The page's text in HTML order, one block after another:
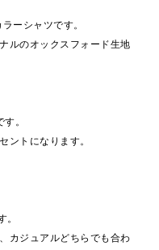
ーシャツです。
ルのオックスフォード生地
。
ントになります。
。
カジュアルどちらでも合わ